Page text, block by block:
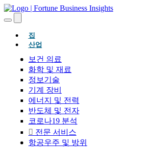
집(현재의)
산업
보건 의료
화학 및 재료
정보기술
기계 장비
에너지 및 전력
반도체 및 전자
코로나19 분석
전문 서비스
항공우주 및 방위